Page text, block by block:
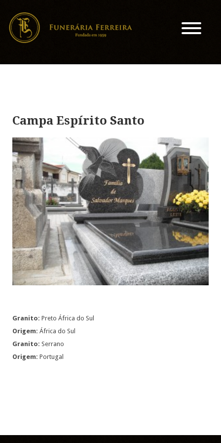
Campa Espírito Santo
Granito: Preto África do Sul
Origem: África do Sul
Granito: Serrano
Origem: Portugal